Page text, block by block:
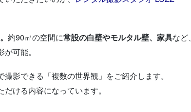
約90㎡の空間に常設の白壁やモルタル壁、家具など、
可能。
影できる「複数の世界観」をご紹介します。
ける内容になっています。